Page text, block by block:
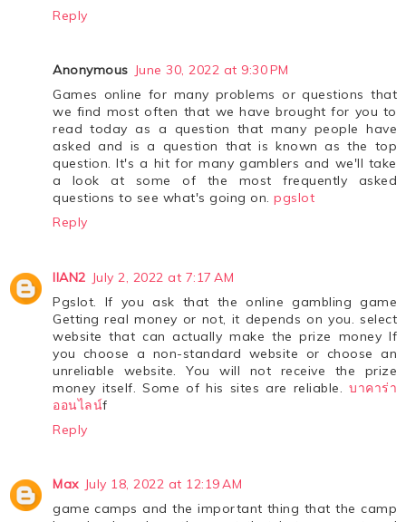
Reply
Anonymous June 30, 2022 at 9:30 PM
Games online for many problems or questions that
we find most often that we have brought for you to
read today as a question that many people have
asked and is a question that is known as the top
question. It's a hit for many gamblers and we'll take
a look at some of the most frequently asked
questions to see what's going on. pgslot
Reply
llAN2 July 2, 2022 at 7:17 AM
Pgslot. If you ask that the online gambling game
Getting real money or not, it depends on you. select
website that can actually make the prize money If
you choose a non-standard website or choose an
unreliable website. You will not receive the prize
money itself. Some of his sites are reliable. บาคาร่า
ออนไลน์f
Reply
Max July 18, 2022 at 12:19 AM
game camps and the important thing that the camp